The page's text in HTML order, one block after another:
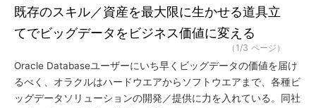
既存のスキル／資産を最大限に生かせる道具立
てでビッグデータをビジネス価値に変える
（1/3 ページ）
Oracle Databaseユーザーにいち早くビッグデータの価値を届け
るべく、オラクルはハードウエアからソフトウエアまで、各種ビ
ッグデータソリューションの開発／提供に力を入れている。同社